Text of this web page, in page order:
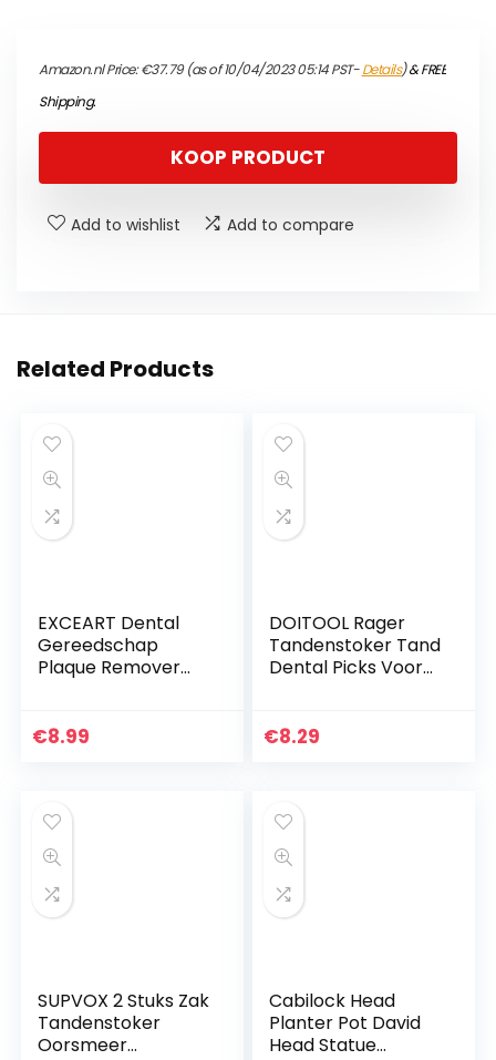
Amazon.nl Price:€37.79(as of 10/04/2023 05:14 PST-Details)&FREE
Shipping.
KOOP PRODUCT
Add to wishlist Add to compare
Related Products
EXCEART Dental
Gereedschap
Plaque Remover
Cleaning Kit
€8.99
DOITOOL Rager
Tandenstoker Tand
Dental Picks Voor
Interdentale
€8.29
SUPVOX 2 Stuks Zak
Tandenstoker
Oorsmeer
Cabilock Head
Planter Pot David
Head Statue